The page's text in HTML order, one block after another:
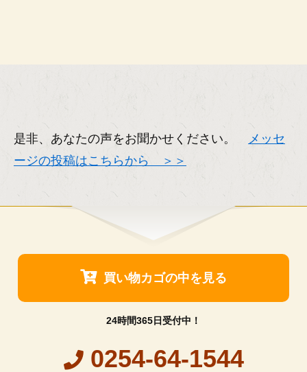
是非、あなたの声をお聞かせください。 メッセ
ージの投稿はこちらから ＞＞
買い物カゴの中を見る
24時間365日受付中！
0254-64-1544